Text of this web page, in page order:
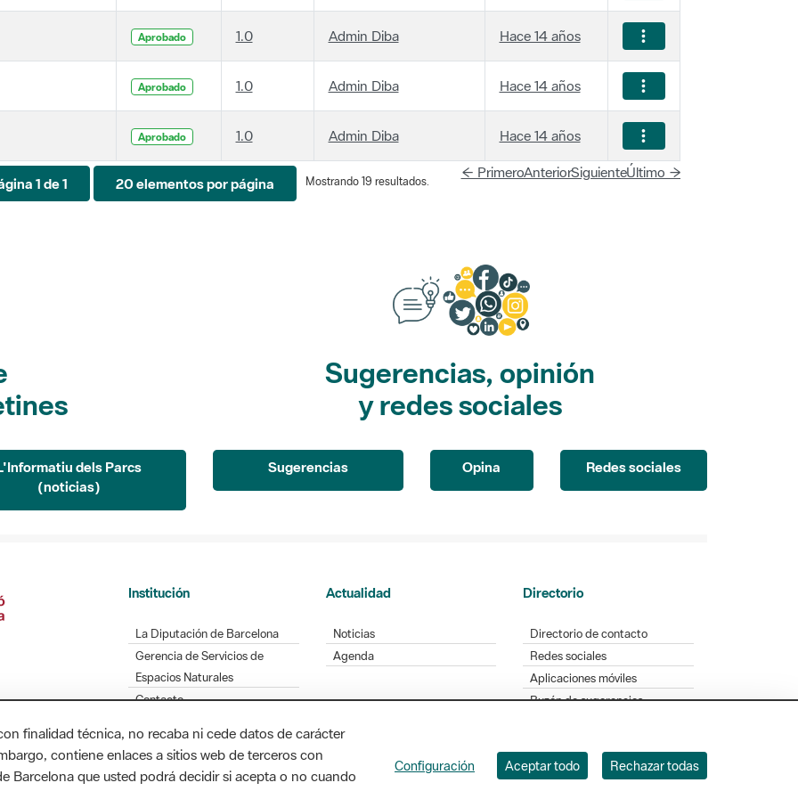
1.0 Admin Diba Hace 14 años
Aprobado 1.0 Admin Diba Hace 14 años
1.0 Admin Diba Hace 14 años
1 de 1 20 elementos por página Mostrando 19 resultados.
SiguienteÚltimo →
(noticias)
y redes sociales
Gerencia de Servicios de
Espacios Naturales
Contacto
Agenda
Redes sociales
Aplicaciones móviles
Buzón de sugerencias
Opinión sobre los parques
Diputación de Barcelona. Edifici Llacuna, 1a planta. Badajoz, 49. 08005 Barcelona. Tel. 934 022 428
/ xarxaparcs@diba.cat
finalidad técnica, no recaba ni cede datos de carácter
contiene enlaces a sitios web de terceros con
Barcelona que usted podrá decidir si acepta o no cuando
Configuración Aceptar todo Rechazar todas